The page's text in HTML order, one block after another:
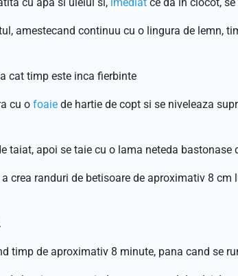
amestecand continuu cu o lingura de lemn,
cat timp este inca fierbinte
cu o foaie de hartie de copt si se niveleaza
taiat, apoi se taie cu o lama neteda
randuri de betisoare de aproximativ 8
timp de aproximativ 8 minute, pana cand se